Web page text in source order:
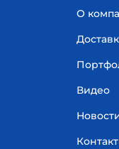
О
Видео